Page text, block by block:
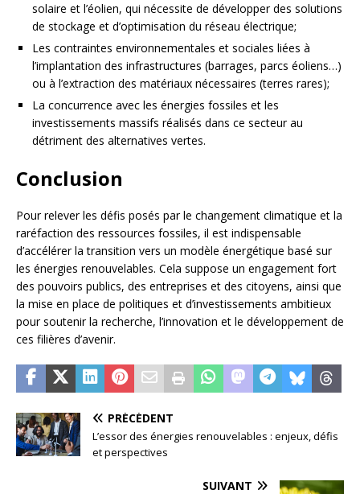
solaire et l’éolien, qui nécessite de développer des solutions
de stockage et d’optimisation du réseau électrique;
Les contraintes environnementales et sociales liées à
l’implantation des infrastructures (barrages, parcs éoliens…)
ou à l’extraction des matériaux nécessaires (terres rares);
La concurrence avec les énergies fossiles et les
investissements massifs réalisés dans ce secteur au
détriment des alternatives vertes.
Conclusion
Pour relever les défis posés par le changement climatique et la
raréfaction des ressources fossiles, il est indispensable
d’accélérer la transition vers un modèle énergétique basé sur
les énergies renouvelables. Cela suppose un engagement fort
des pouvoirs publics, des entreprises et des citoyens, ainsi que
la mise en place de politiques et d’investissements ambitieux
pour soutenir la recherche, l’innovation et le développement de
ces filières d’avenir.
PRÉCÉDENT
L’essor des énergies renouvelables : enjeux, défis
et perspectives
SUIVANT